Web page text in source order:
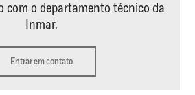
com o departamento técnico da
Inmar.
Entrar em contato